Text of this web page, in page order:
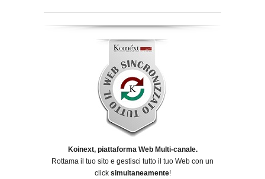
Koinext, piattaforma Web Multi-canale.
Rottama il tuo sito e gestisci tutto il tuo Web con un
click simultaneamente!